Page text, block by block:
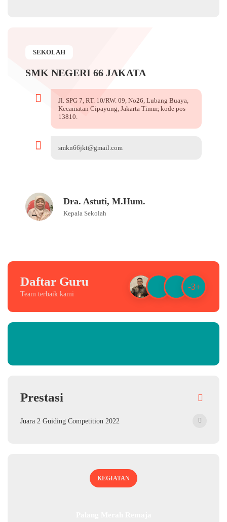
SEKOLAH
SMK NEGERI 66 JAKATA
Jl. SPG 7, RT. 10/RW. 09, No26, Lubang Buaya,
Kecamatan Cipayung, Jakarta Timur, kode pos
13810.
smkn66jkt@gmail.com
Dra. Astuti, M.Hum.
Kepala Sekolah
Daftar Guru
Team terbaik kami
-3+
Prestasi
Juara 2 Guiding Competition 2022
KEGIATAN